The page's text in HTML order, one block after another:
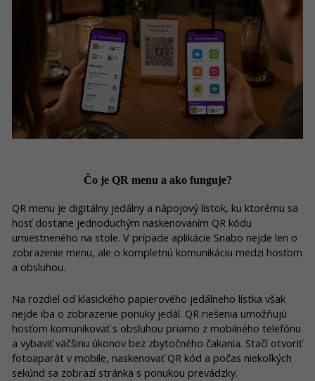
Čo je QR menu a ako funguje?
QR menu je digitálny jedálny a nápojový lístok, ku ktorému sa
hosť dostane jednoduchým naskenovaním QR kódu
umiestneného na stole. V prípade aplikácie Snabo nejde len o
zobrazenie menu, ale o kompletnú komunikáciu medzi hosťom
a obsluhou.
Na rozdiel od klasického papierového jedálneho lístka však
nejde iba o zobrazenie ponuky jedál. QR riešenia umožňujú
hosťom komunikovať s obsluhou priamo z mobilného telefónu
a vybaviť väčšinu úkonov bez zbytočného čakania. Stačí otvoriť
fotoaparát v mobile, naskenovať QR kód a počas niekoľkých
sekúnd sa zobrazí stránka s ponukou prevádzky.